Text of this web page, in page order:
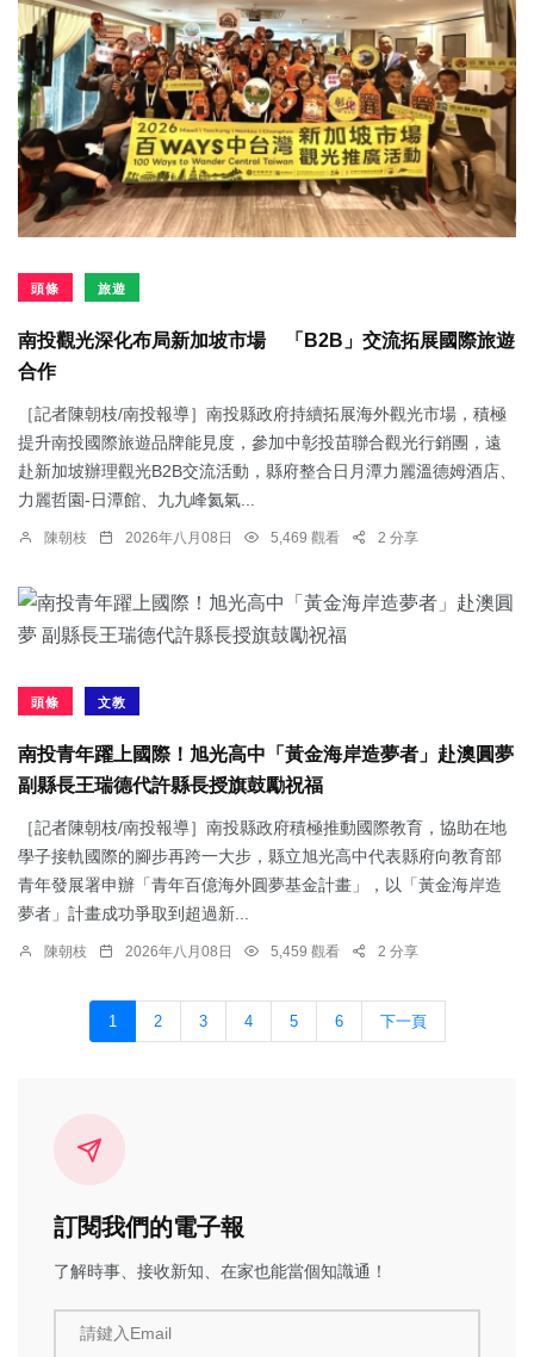
頭條 旅遊
南投觀光深化布局新加坡市場 「B2B」交流拓展國際旅遊
合作
［記者陳朝枝/南投報導］南投縣政府持續拓展海外觀光市場，積極
提升南投國際旅遊品牌能見度，參加中彰投苗聯合觀光行銷團，遠
赴新加坡辦理觀光B2B交流活動，縣府整合日月潭力麗溫德姆酒店、
力麗哲園-日潭館、九九峰氦氣...
陳朝枝 2026年八月08日 5,469 觀看 2 分享
頭條 文教
南投青年躍上國際！旭光高中「黃金海岸造夢者」赴澳圓夢
副縣長王瑞德代許縣長授旗鼓勵祝福
［記者陳朝枝/南投報導］南投縣政府積極推動國際教育，協助在地
學子接軌國際的腳步再跨一大步，縣立旭光高中代表縣府向教育部
青年發展署申辦「青年百億海外圓夢基金計畫」，以「黃金海岸造
夢者」計畫成功爭取到超過新...
陳朝枝 2026年八月08日 5,459 觀看 2 分享
1 2 3 4 5 6 下一頁
訂閱我們的電子報
了解時事、接收新知、在家也能當個知識通！
請鍵入Email